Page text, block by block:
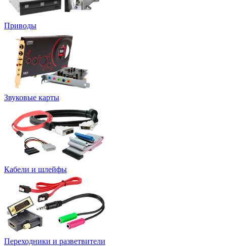
Приводы
Звуковые карты
Кабели и шлейфы
Переходники и разветвители